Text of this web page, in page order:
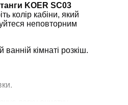
KOER SC03
колір кабіни, який
неповторним
ванній кімнаті розкіш.